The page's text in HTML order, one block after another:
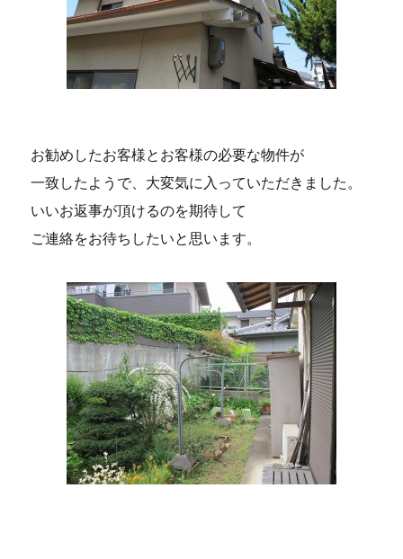
お勧めしたお客様とお客様の必要な物件が
一致したようで、大変気に入っていただきました。
いいお返事が頂けるのを期待して
ご連絡をお待ちしたいと思います。